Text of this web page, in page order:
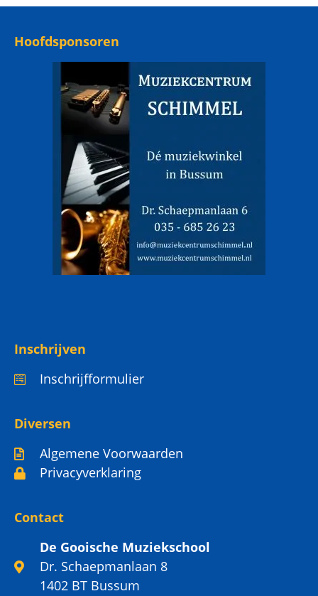
Hoofdsponsoren
Inschrijven
Inschrijfformulier
Diversen
Algemene Voorwaarden
Privacyverklaring
Contact
De Gooische Muziekschool
Dr. Schaepmanlaan 8
1402 BT Bussum